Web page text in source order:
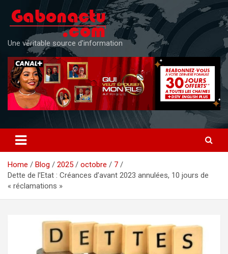
content
Une véritable source d'information
Home Blog 2025 octobre
7
Dette de l’Etat : Créances d’avant 2023 annulées, 10 jours de
« réclamations »